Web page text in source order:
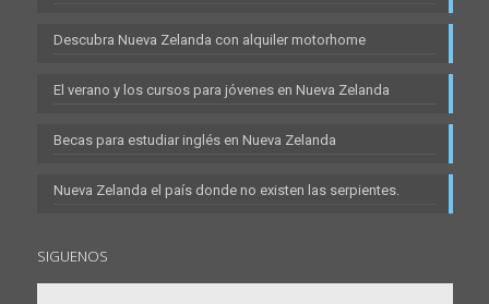
Descubra Nueva Zelanda con alquiler motorhome
El verano y los cursos para jóvenes en Nueva Zelanda
Becas para estudiar inglés en Nueva Zelanda
Nueva Zelanda el país donde no existen las serpientes.
SIGUENOS